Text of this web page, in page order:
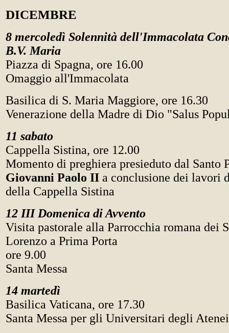
DICEMBRE
8 mercoledì Solennità dell'Immacolata
B.V. Maria
Piazza di Spagna, ore 16.00
Omaggio all'Immacolata
Basilica di S. Maria Maggiore, ore 16.30
Venerazione della Madre di Dio "Salus
11 sabato
Cappella Sistina, ore 12.00
Momento di preghiera presieduto dal Santo
Giovanni Paolo II a conclusione dei lavori
della Cappella Sistina
12 III Domenica di Avvento
Visita pastorale alla Parrocchia romana dei
Lorenzo a Prima Porta
ore 9.00
Santa Messa
14 martedì
Basilica Vaticana, ore 17.30
Santa Messa per gli Universitari degli